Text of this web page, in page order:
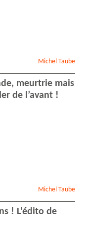
Michel Taube
meurtrie mais
de l’avant !
Michel Taube
! L’édito de